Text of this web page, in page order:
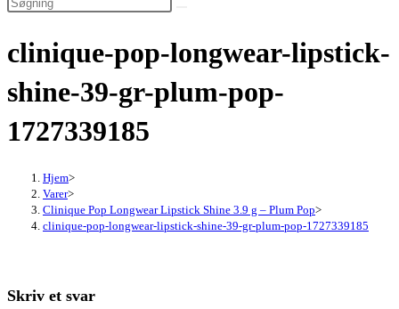
clinique-pop-longwear-lipstick-
shine-39-gr-plum-pop-
1727339185
Hjem>
Varer>
Clinique Pop Longwear Lipstick Shine 3.9 g – Plum Pop>
clinique-pop-longwear-lipstick-shine-39-gr-plum-pop-1727339185
Skriv et svar